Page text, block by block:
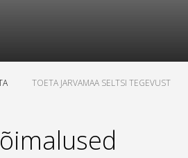
TOETA JARVAMAA SELTSI TEGEVUST